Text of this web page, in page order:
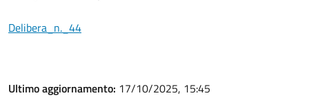
Delibera_n._44
Ultimo aggiornamento: 17/10/2025, 15:45